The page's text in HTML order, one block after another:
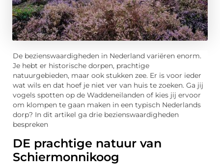
De bezienswaardigheden in Nederland variëren enorm.
Je hebt er historische dorpen, prachtige
natuurgebieden, maar ook stukken zee. Er is voor ieder
wat wils en dat hoef je niet ver van huis te zoeken. Ga jij
vogels spotten op de Waddeneilanden of kies jij ervoor
om klompen te gaan maken in een typisch Nederlands
dorp? In dit artikel ga drie bezienswaardigheden
bespreken
DE prachtige natuur van
Schiermonnikoog